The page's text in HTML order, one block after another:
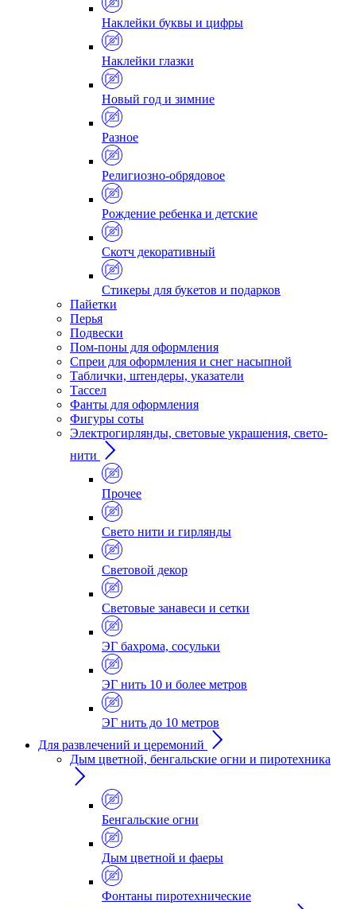
Наклейки буквы и цифры
Наклейки глазки
Новый год и зимние
Разное
Религиозно-обрядовое
Рождение ребенка и детские
Скотч декоративный
Стикеры для букетов и подарков
Пайетки
Перья
Подвески
Пом-поны для оформления
Спреи для оформления и снег насыпной
Таблички, штендеры, указатели
Тассел
Фанты для оформления
Фигуры соты
Электрогирлянды, световые украшения, свето-
нити
Прочее
Свето нити и гирлянды
Световой декор
Световые занавеси и сетки
ЭГ бахрома, сосульки
ЭГ нить 10 и более метров
ЭГ нить до 10 метров
Для развлечений и церемоний
Дым цветной, бенгальские огни и пиротехника
Бенгальские огни
Дым цветной и фаеры
Фонтаны пиротехнические